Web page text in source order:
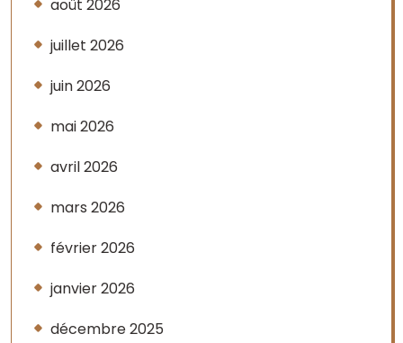
août 2026
juillet 2026
juin 2026
mai 2026
avril 2026
mars 2026
février 2026
janvier 2026
décembre 2025